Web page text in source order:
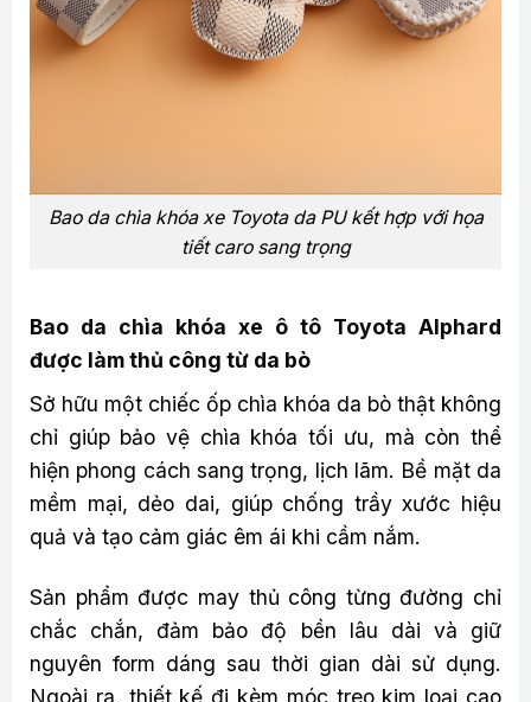
Bao da chìa khóa xe Toyota da PU kết hợp với họa
tiết caro sang trọng
Bao da chìa khóa xe ô tô Toyota Alphard
được làm thủ công từ da bò
Sở hữu một chiếc ốp chìa khóa da bò thật không
chỉ giúp bảo vệ chìa khóa tối ưu, mà còn thể
hiện phong cách sang trọng, lịch lãm. Bề mặt da
mềm mại, dẻo dai, giúp chống trầy xước hiệu
quả và tạo cảm giác êm ái khi cầm nắm.
Sản phẩm được may thủ công từng đường chỉ
chắc chắn, đảm bảo độ bền lâu dài và giữ
nguyên form dáng sau thời gian dài sử dụng.
Ngoài ra, thiết kế đi kèm móc treo kim loại cao